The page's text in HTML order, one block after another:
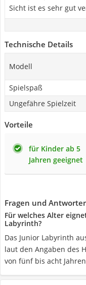
Sicht ist es sehr gut
Technische Details
Modell
Spielspaß
Ungefähre Spielzeit
Vorteile
für Kinder ab 5
Jahren geeignet
Fragen und
Für welches Alter
Labyrinth?
Das Junior Labyrinth
laut den Angaben des
von fünf bis acht